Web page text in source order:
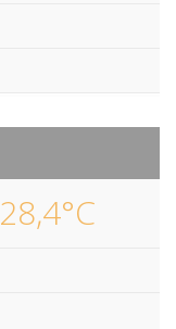
28,4°C